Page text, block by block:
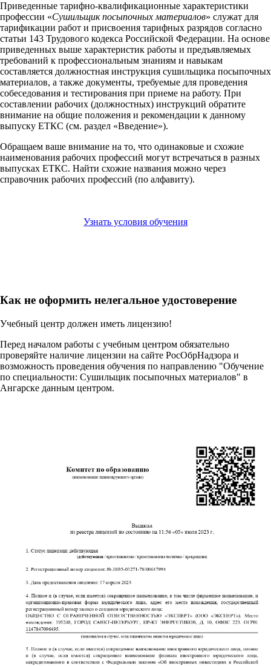
Приведенные тарифно-квалификационные характеристики
профессии «Сушильщик посыпочных материалов» служат для
тарификации работ и присвоения тарифных разрядов согласно
статьи 143 Трудового кодекса Российской Федерации. На основе
приведенных выше характеристик работы и предъявляемых
требований к профессиональным знаниям и навыкам
составляется должностная инструкция сушильщика посыпочных
материалов, а также документы, требуемые для проведения
собеседования и тестирования при приеме на работу. При
составлении рабочих (должностных) инструкций обратите
внимание на общие положения и рекомендации к данному
выпуску ЕТКС (см. раздел «Введение»).
Обращаем ваше внимание на то, что одинаковые и схожие
наименования рабочих профессий могут встречаться в разных
выпусках ЕТКС. Найти схожие названия можно через
справочник рабочих профессий (по алфавиту).
Узнать условия обучения
Как не оформить нелегальное удостоверение
Учебный центр должен иметь лицензию!
Перед началом работы с учебным центром обязательно
проверяйте наличие лицензии на сайте РосОбрНадзора и
возможность проведения обучения по направлению "Обучение
по специальности: Сушильщик посыпочных материалов" в
Ангарске данным центром.